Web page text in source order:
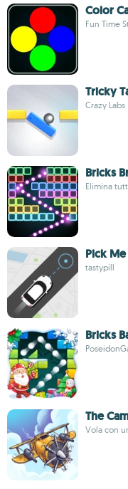
Color
Fun Time
Tricky
Crazy Labs
Bricks
Elimina
Pick
tastypill
Bricks
The
Vola con